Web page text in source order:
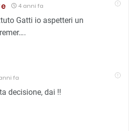
4 anni fa
Gatti io aspetteri un
fa
decisione, dai !!